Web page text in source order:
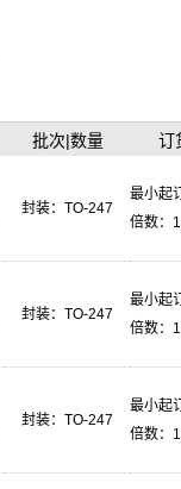
碳化硅器
3300V/
可以比肩
研院所、
到更多更
主营产品
批次|数量 订
封装： TO-247
最小起
倍数：1
封装： TO-247
最小起
倍数：1
封装： TO-247
最小起
倍数：1